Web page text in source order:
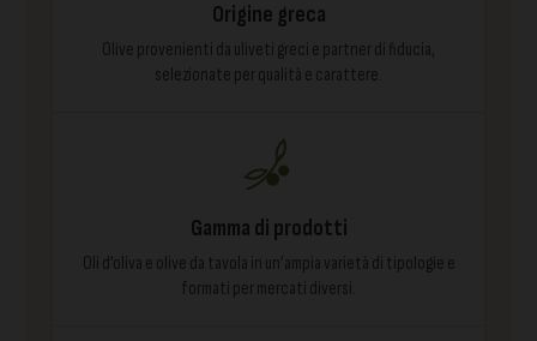
Origine greca
Olive provenienti da uliveti greci e partner di fiducia,
selezionate per qualità e carattere.
Gamma di prodotti
Oli d’oliva e olive da tavola in un’ampia varietà di tipologie e
formati per mercati diversi.